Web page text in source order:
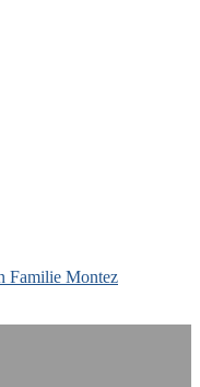
Familie Montez